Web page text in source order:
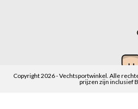
Copyright 2026 - Vechtsportwinkel. Alle
prijzen zijn inclusief